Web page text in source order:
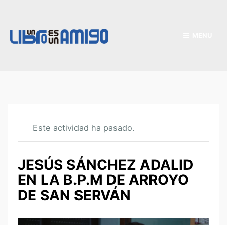
Este actividad ha pasado.
JESÚS SÁNCHEZ ADALID
EN LA B.P.M DE ARROYO
DE SAN SERVÁN